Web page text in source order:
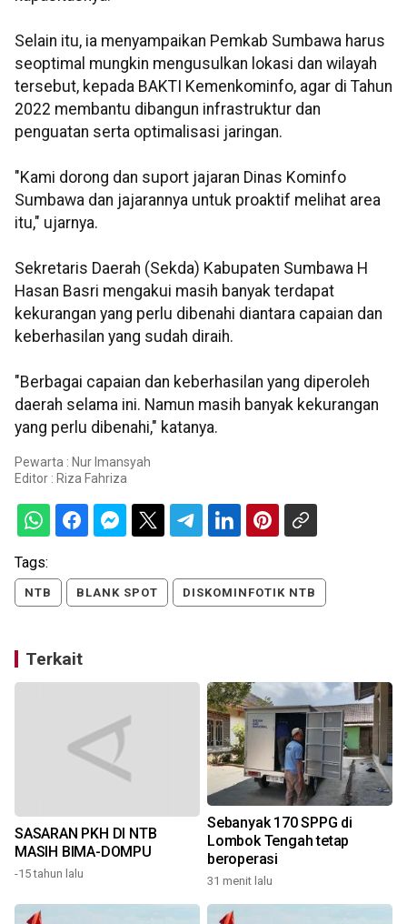
Selain itu, ia menyampaikan Pemkab Sumbawa harus
seoptimal mungkin mengusulkan lokasi dan wilayah
tersebut, kepada BAKTI Kemenkominfo, agar di Tahun
2022 membantu dibangun infrastruktur dan
penguatan serta optimalisasi jaringan.
"Kami dorong dan suport jajaran Dinas Kominfo
Sumbawa dan jajarannya untuk proaktif melihat area
itu," ujarnya.
Sekretaris Daerah (Sekda) Kabupaten Sumbawa H
Hasan Basri mengakui masih banyak terdapat
kekurangan yang perlu dibenahi diantara capaian dan
keberhasilan yang sudah diraih.
"Berbagai capaian dan keberhasilan yang diperoleh
daerah selama ini. Namun masih banyak kekurangan
yang perlu dibenahi," katanya.
Pewarta : Nur Imansyah
Editor : Riza Fahriza
Tags:
NTB BLANK SPOT DISKOMINFOTIK NTB
Terkait
SASARAN PKH DI NTB
MASIH BIMA-DOMPU
-15 tahun lalu
Sebanyak 170 SPPG di
Lombok Tengah tetap
beroperasi
31 menit lalu